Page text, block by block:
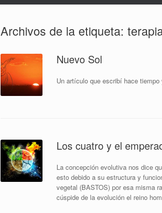
Archivos de la etiqueta:
Nuevo Sol
Un artículo que escribí­ hace
Los cuatro y el
La concepción evolutiva nos dice
esto debido a su estructura y
vegetal (BASTOS) por esa misma
cúspide de la evolución el reino